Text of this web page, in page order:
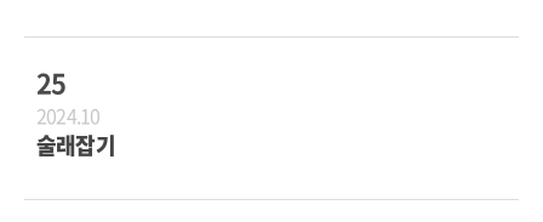
25
2024.10
술래잡기